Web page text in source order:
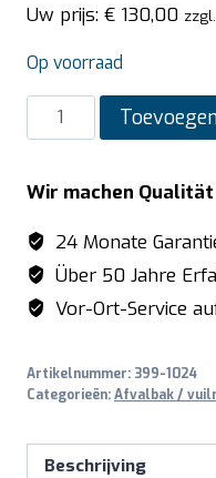
Uw prijs: € 130,00
Op voorraad
SARO
Afvalbak
AD
253
aantal
Wir machen
24 Monate
Über 50 Jahre
Vor-Ort-Service
Artikelnummer: 399-1024
Categorieën:Afvalbak /
Beschrijving